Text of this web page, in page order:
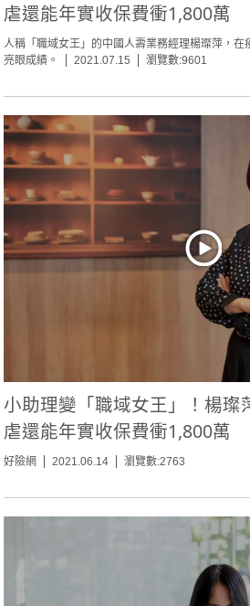
虐還能年實收保費衝1,800萬
人稱「職域女王」的中國人壽業務經理楊璨萍，
亮眼成績。
2021.07.15 瀏覽數:9601
小助理變「職域女王」！楊
虐還能年實收保費衝1,800萬
好險網 2021.06.14 瀏覽數:2763